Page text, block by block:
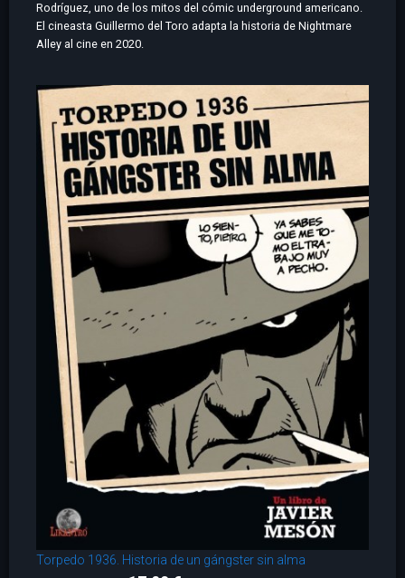
Rodríguez, uno de los mitos del cómic underground americano.
El cineasta Guillermo del Toro adapta la historia de Nightmare
Alley al cine en 2020.
Torpedo 1936. Historia de un gángster sin alma